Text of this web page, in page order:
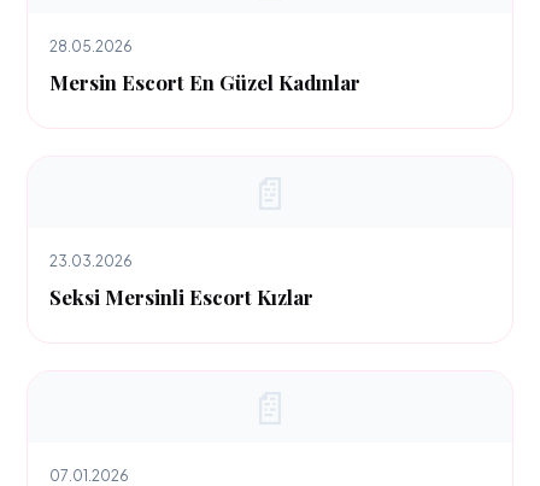
28.05.2026
Mersin Escort En Güzel Kadınlar
23.03.2026
Seksi Mersinli Escort Kızlar
07.01.2026